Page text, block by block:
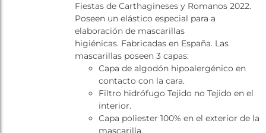
Fiestas de Carthagineses y Romanos 2022.
Poseen un elástico especial para a
elaboración de mascarillas
higiénicas. Fabricadas en España. Las
mascarillas poseen 3 capas:
Capa de algodón hipoalergénico en
contacto con la cara.
Filtro hidrófugo Tejido no Tejido en el
interior.
Capa poliester 100% en el exterior de la
mascarilla.